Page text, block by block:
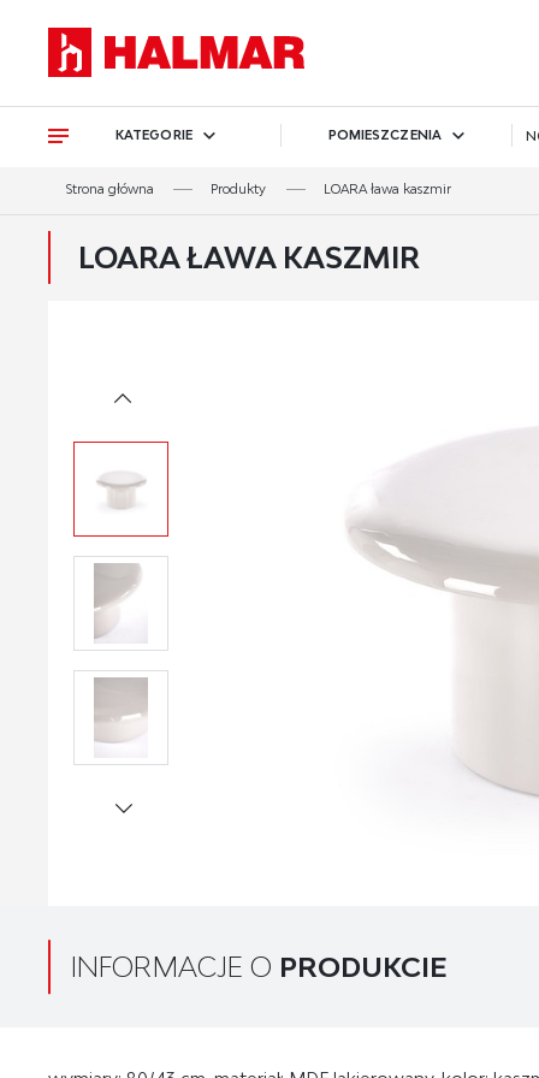
KATEGORIE POMIESZCZENIA
Strona główna Produkty LOARA ława kaszmir
LOARA ŁAWA KASZMIR
INFORMACJE O PRODUKCIE